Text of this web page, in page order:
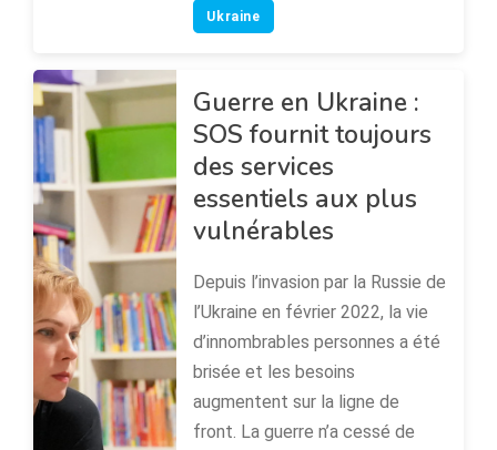
Ukraine
Guerre en Ukraine :
SOS fournit toujours
des services
essentiels aux plus
vulnérables
Depuis l’invasion par la Russie de
l’Ukraine en février 2022, la vie
d’innombrables personnes a été
brisée et les besoins
augmentent sur la ligne de
front. La guerre n’a cessé de